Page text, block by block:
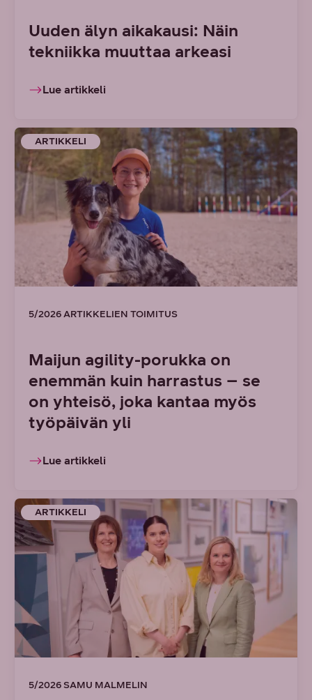
Uuden älyn aikakausi: Näin
tekniikka muuttaa arkeasi
Lue artikkeli
ARTIKKELI
5/2026 ARTIKKELIEN TOIMITUS
Maijun agility-porukka on
enemmän kuin harrastus – se
on yhteisö, joka kantaa myös
työpäivän yli
Lue artikkeli
ARTIKKELI
5/2026 SAMU MALMELIN